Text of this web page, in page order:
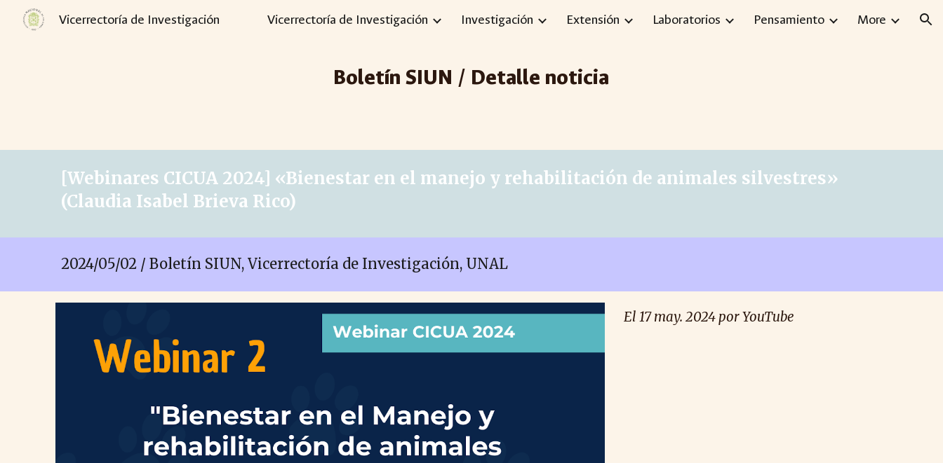
Skip to main content Skip to navigation
Vicerrectoría de Investigación Vicerrectoría de Investigación Investigación Extensión Laboratorios Pensamiento More
Boletín SIUN / Detalle noticia
[Webinares CICUA 2024] «Bienestar en el manejo y rehabilitación de animales silvestres»
(Claudia Isabel Brieva Rico)
2024/05/02 / Boletín SIUN, Vicerrectoría de Investigación, UNAL
El 17 may. 2024 por YouTube